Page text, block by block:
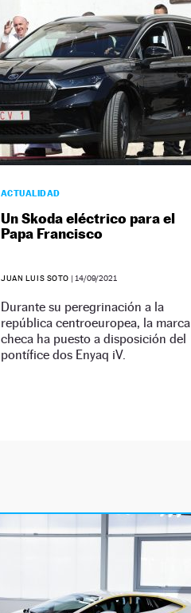
ACTUALIDAD
Un Skoda eléctrico para el
Papa Francisco
JUAN LUIS SOTO | 14/09/2021
Durante su peregrinación a la
república centroeuropea, la marca
checa ha puesto a disposición del
pontífice dos Enyaq iV.